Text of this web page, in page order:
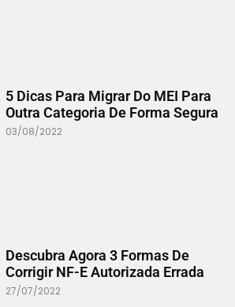
5 Dicas Para Migrar Do MEI Para
Outra Categoria De Forma Segura
03/08/2022
Descubra Agora 3 Formas De
Corrigir NF-E Autorizada Errada
27/07/2022